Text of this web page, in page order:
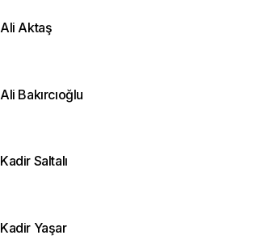
Ali Aktaş
Ali Bakırcıoğlu
Kadir Saltalı
Kadir Yaşar